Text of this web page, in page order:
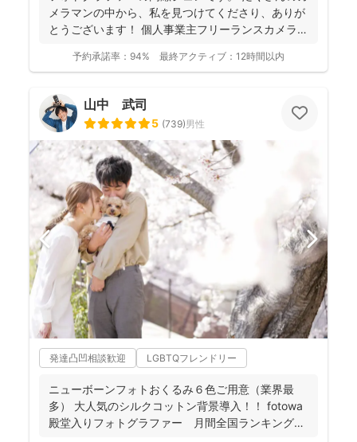
メラマンの中から、私を見つけてくださり、ありが
とうございます！ 個人事業主フリーランスカメラマ
予約承諾率： 94% 最終アクティブ： 12時間以内
山中 武司
5 (739)男性
発達凸凹相談歓迎 LGBTQフレンドリー
ニューボーンフォトおくるみ６色ご用意（業界最
多） 大人気のシルクコットン背景導入！！ fotowa
殿堂入りフォトグラファー 月間全国ランキング１